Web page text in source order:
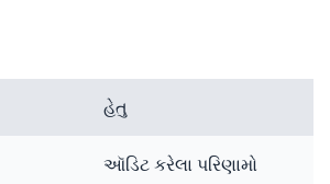
હેતુ
ઑડિટ કરેલા પરિણામો